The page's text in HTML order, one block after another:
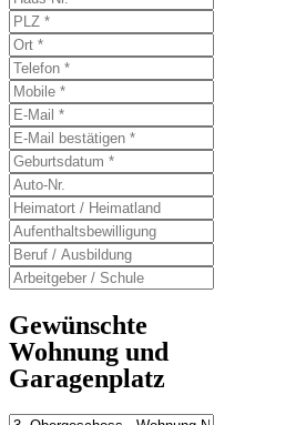
Gewünschte
Wohnung und
Garagenplatz